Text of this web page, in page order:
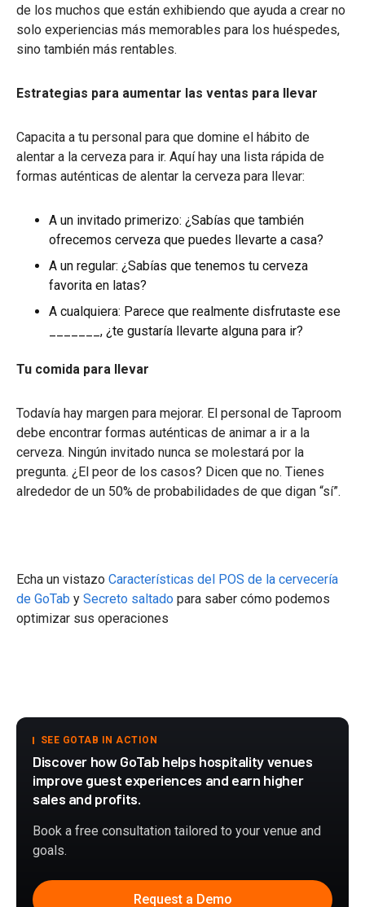
de los muchos que están exhibiendo que ayuda a crear no
solo experiencias más memorables para los huéspedes,
sino también más rentables.
Estrategias para aumentar las ventas para llevar
Capacita a tu personal para que domine el hábito de
alentar a la cerveza para ir. Aquí hay una lista rápida de
formas auténticas de alentar la cerveza para llevar:
A un invitado primerizo: ¿Sabías que también
ofrecemos cerveza que puedes llevarte a casa?
A un regular: ¿Sabías que tenemos tu cerveza
favorita en latas?
A cualquiera: Parece que realmente disfrutaste ese
_______, ¿te gustaría llevarte alguna para ir?
Tu comida para llevar
Todavía hay margen para mejorar. El personal de Taproom
debe encontrar formas auténticas de animar a ir a la
cerveza. Ningún invitado nunca se molestará por la
pregunta. ¿El peor de los casos? Dicen que no. Tienes
alrededor de un 50% de probabilidades de que digan “sí”.
Echa un vistazo Características del POS de la cervecería
de GoTab y Secreto saltado para saber cómo podemos
optimizar sus operaciones
SEE GOTAB IN ACTION
Discover how GoTab helps hospitality venues
improve guest experiences and earn higher
sales and profits.
Book a free consultation tailored to your venue and
goals.
Request a Demo